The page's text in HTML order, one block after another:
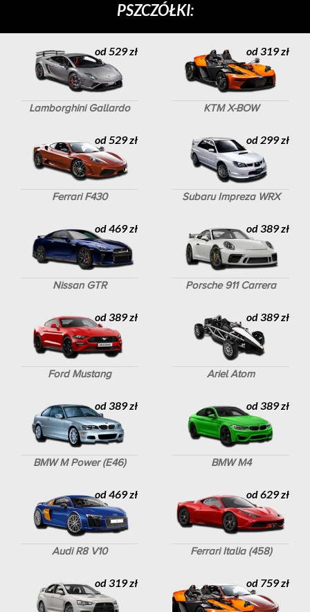
PSZCZÓŁKI:
Lamborghini Gallardo
od 529 zł
KTM X-BOW
od 319 zł
Ferrari F430
od 529 zł
Subaru Impreza WRX
od 299 zł
Nissan GTR
od 469 zł
Porsche 911 Carrera
od 389 zł
Ford Mustang
od 389 zł
Ariel Atom
od 389 zł
BMW M Power (E46)
od 389 zł
BMW M4
od 389 zł
Audi R8 V10
od 469 zł
Ferrari Italia (458)
od 629 zł
od 319 zł od 759 zł